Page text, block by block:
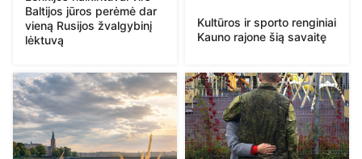
Baltijos jūros perėmė dar
vieną Rusijos žvalgybinį
lėktuvą
Kultūros ir sporto renginiai
Kauno rajone šią savaitę